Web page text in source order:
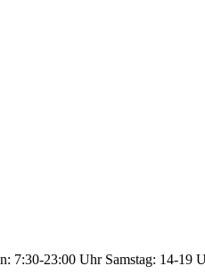
7:30-23:00 Uhr Samstag: 14-